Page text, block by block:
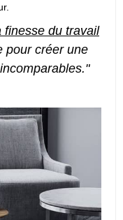
finesse du travail
pour créer une